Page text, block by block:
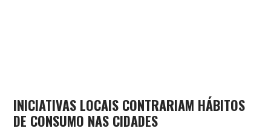
INICIATIVAS LOCAIS CONTRARIAM HÁBITOS
DE CONSUMO NAS CIDADES